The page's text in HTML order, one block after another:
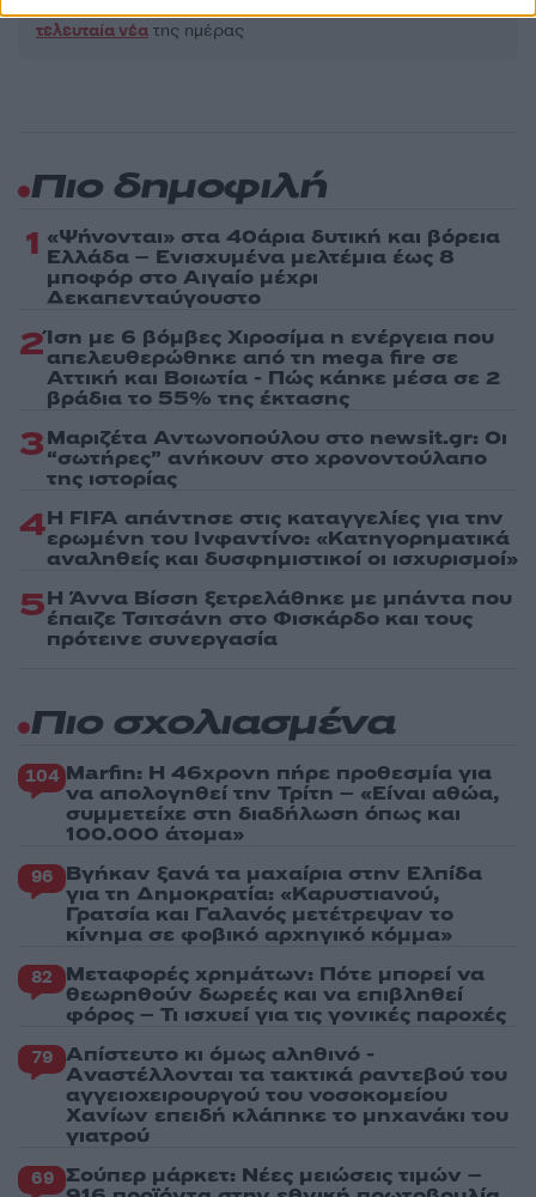
τελευταία νέα της ημέρας
Πιο δημοφιλή
1 «Ψήνονται» στα 40άρια δυτική και βόρεια
Ελλάδα – Ενισχυμένα μελτέμια έως 8
μποφόρ στο Αιγαίο μέχρι
Δεκαπενταύγουστο
2Ίση με 6 βόμβες Χιροσίμα η ενέργεια που
απελευθερώθηκε από τη mega fire σε
Αττική και Βοιωτία - Πώς κάηκε μέσα σε 2
βράδια το 55% της έκτασης
3Μαριζέτα Αντωνοπούλου στο newsit.gr: Οι
“σωτήρες” ανήκουν στο χρονοντούλαπο
της ιστορίας
4Η FIFA απάντησε στις καταγγελίες για την
ερωμένη του Ινφαντίνο: «Κατηγορηματικά
αναληθείς και δυσφημιστικοί οι ισχυρισμοί»
5Η Άννα Βίσση ξετρελάθηκε με μπάντα που
έπαιζε Τσιτσάνη στο Φισκάρδο και τους
πρότεινε συνεργασία
Πιο σχολιασμένα
104 Marfin: Η 46χρονη πήρε προθεσμία για
να απολογηθεί την Τρίτη – «Είναι αθώα,
συμμετείχε στη διαδήλωση όπως και
100.000 άτομα»
96 Βγήκαν ξανά τα μαχαίρια στην Ελπίδα
για τη Δημοκρατία: «Καρυστιανού,
Γρατσία και Γαλανός μετέτρεψαν το
κίνημα σε φοβικό αρχηγικό κόμμα»
82 Μεταφορές χρημάτων: Πότε μπορεί να
θεωρηθούν δωρεές και να επιβληθεί
φόρος – Τι ισχυεί για τις γονικές παροχές
79 Απίστευτο κι όμως αληθινό -
Aναστέλλονται τα τακτικά ραντεβού του
αγγειοχειρουργού του νοσοκομείου
Χανίων επειδή κλάπηκε το μηχανάκι του
γιατρού
69 Σούπερ μάρκετ: Νέες μειώσεις τιμών –